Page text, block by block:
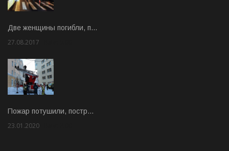
Две женщины погибли, п…
27.08.2017
Пожар потушили, постр…
23.01.2020